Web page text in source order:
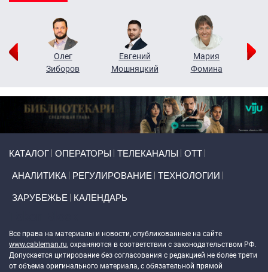
Олег
Зиборов
Евгений
Мошняцкий
Мария
Фомина
КАТАЛОГ ОПЕРАТОРЫ ТЕЛЕКАНАЛЫ ОТТ
АНАЛИТИКА РЕГУЛИРОВАНИЕ ТЕХНОЛОГИИ
ЗАРУБЕЖЬЕ КАЛЕНДАРЬ
Все права на материалы и новости, опубликованные на сайте
www.cableman.ru, охраняются в соответствии с законодательством РФ.
Допускается цитирование без согласования с редакцией не более трети
от объема оригинального материала, с обязательной прямой